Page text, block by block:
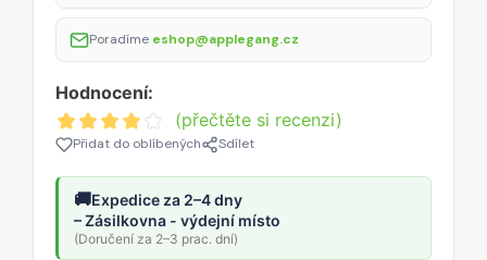
Poradíme eshop@applegang.cz
Hodnocení:
(přečtěte si recenzi)
Přidat do oblíbených Sdílet
🚚Expedice za 2–4 dny
– Zásilkovna - výdejní místo
(Doručení za 2–3 prac. dní)